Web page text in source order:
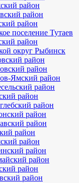
район
район
район
поселение Тутаев
район
округ Рыбинск
район
район
Ямский район
район
район
район
район
район
район
район
район
район
район
район